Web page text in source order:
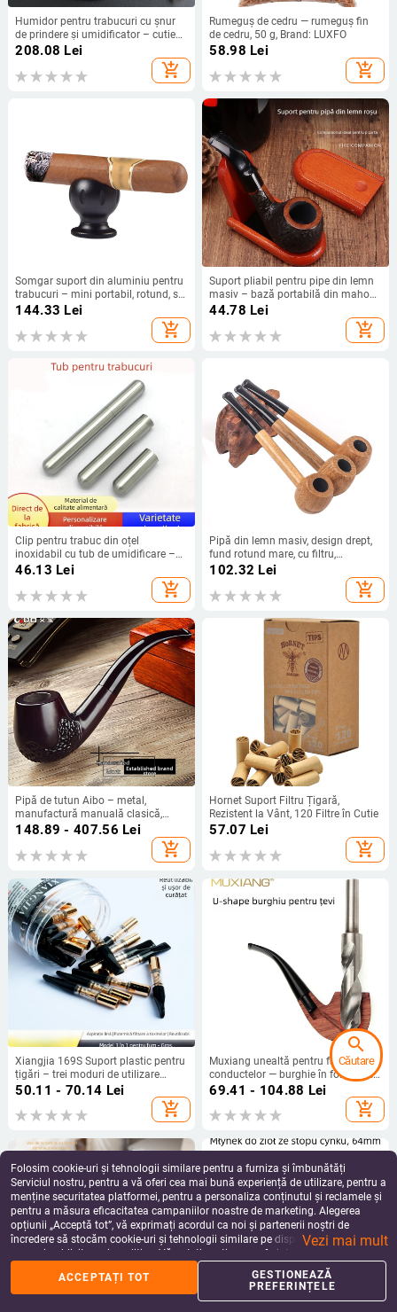
apps
Coș
%
Reduceri Profil
Humidor pentru trabucuri cu șnur
de prindere și umidificator – cutie
portabilă, sigilată, depozitare
multifuncțională pentru trabucuri
208.08 Lei
add_shopping_cart
Rumeguș de cedru — rumeguș fin
de cedru, 50 g, Brand: LUXFO
58.98 Lei
add_shopping_cart
Somgar suport din aluminiu pentru
trabucuri – mini portabil, rotund, stil
luxos, personalizabil, ambalaj 125
144.33 Lei
add_shopping_cart
Suport pliabil pentru pipe din lemn
masiv – bază portabilă din mahon
și lemn de santal roșu, suport de
accesorii
44.78 Lei
add_shopping_cart
Clip pentru trabuc din oțel
inoxidabil cu tub de umidificare –
tub portabil și cutie pentru un
46.13 Lei
add_shopping_cart
Pipă din lemn masiv, design drept,
fund rotund mare, cu filtru,
portabilă
102.32 Lei
add_shopping_cart
Pipă de tutun Aibo – metal,
manufactură manuală clasică,
design curbat retro
148.89 - 407.56 Lei
add_shopping_cart
Hornet Suport Filtru Țigară,
Rezistent la Vânt, 120 Filtre în Cutie
57.07 Lei
add_shopping_cart
Xiangjia 169S Suport plastic pentru
țigări – trei moduri de utilizare
(gros, mediu, fin) pentru umplere și
curățare, reutilizabil, brand Xiangjia,
cod produs 169S, cantitate în cutie
50.11 - 70.14 Lei
add_shopping_cart
Muxiang unealtă pentru fabricarea
conductelor — burghie în formă de
U și în formă de V pentru strung
69.41 - 104.88 Lei
add_shopping_cart
Folosim cookie-uri și tehnologii similare pentru a furniza și îmbunătăți
Serviciul nostru, pentru a vă oferi cea mai bună experiență de utilizare, pentru a
menține securitatea platformei, pentru a personaliza conținutul și reclamele și
pentru a măsura eficacitatea campaniilor noastre de marketing. Alegerea
opțiunii „Acceptă tot”, vă exprimați acordul ca noi și partenerii noștri de
încredere să stocăm cookie-uri și tehnologii similare pe dispozitivul dvs. în
scopuri publicitare și analitice. Vă puteți gestiona preferințele în orice moment
făcând clic pe „Gestionează preferințele”. Pentru mai multe informații, vă
rugăm să consultațiPolitica noastră de confidențialitate.
Vezi mai mult
ACCEPTAȚI TOT
GESTIONEAZĂ
PREFERINȚELE
search
Căutare